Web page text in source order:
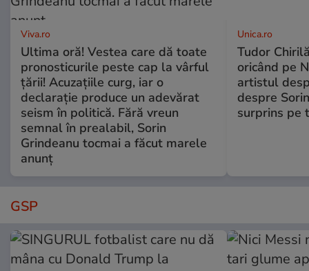
Viva.ro
Ultima oră! Vestea care dă toate
pronosticurile peste cap la vârful
țării! Acuzațiile curg, iar o
declarație produce un adevărat
seism în politică. Fără vreun
semnal în prealabil, Sorin
Grindeanu tocmai a făcut marele
anunț
Unica.ro
Tudor
oricând pe
artistul
despre
surprins pe
GSP